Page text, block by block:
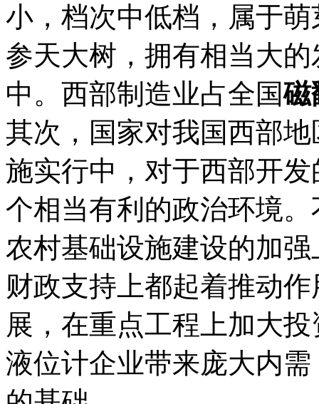
小，档次中低档，属于
参天大树，拥有相当大
中。西部制造业占全国磁
其次，国家对我国西部
施实行中，对于西部开
个相当有利的政治环境
农村基础设施建设的加
财政支持上都起着推动
展，在重点工程上加大
液位计企业带来庞大内